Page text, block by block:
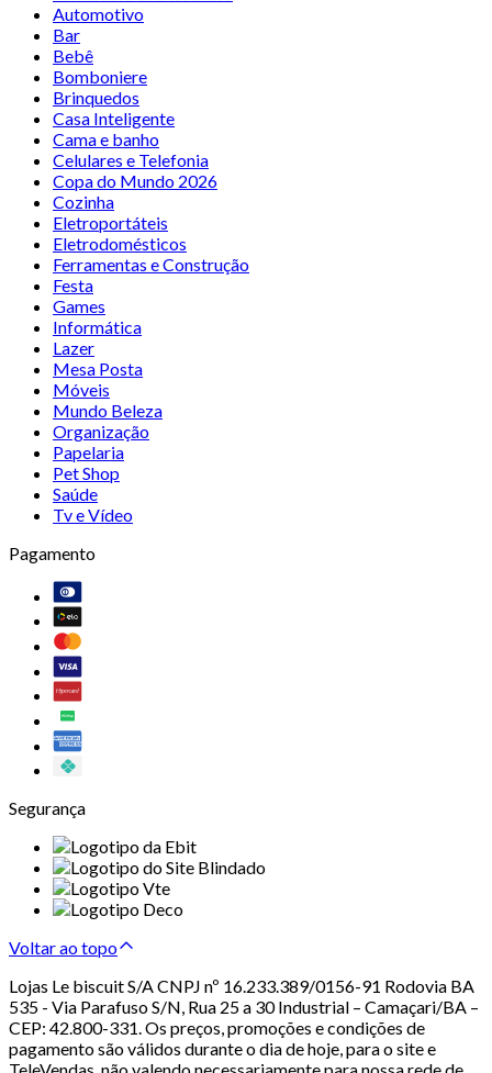
Automotivo
Bar
Bebê
Bomboniere
Brinquedos
Casa Inteligente
Cama e banho
Celulares e Telefonia
Copa do Mundo 2026
Cozinha
Eletroportáteis
Eletrodomésticos
Ferramentas e Construção
Festa
Games
Informática
Lazer
Mesa Posta
Móveis
Mundo Beleza
Organização
Papelaria
Pet Shop
Saúde
Tv e Vídeo
Pagamento
Segurança
Voltar ao topo
Lojas Le biscuit S/A CNPJ nº 16.233.389/0156-91 Rodovia BA
535 - Via Parafuso S/N, Rua 25 a 30 Industrial – Camaçari/BA –
CEP: 42.800-331. Os preços, promoções e condições de
pagamento são válidos durante o dia de hoje, para o site e